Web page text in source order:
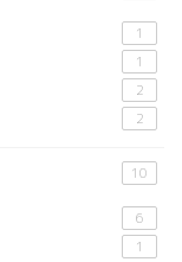
1
1
2
2
10
6
1